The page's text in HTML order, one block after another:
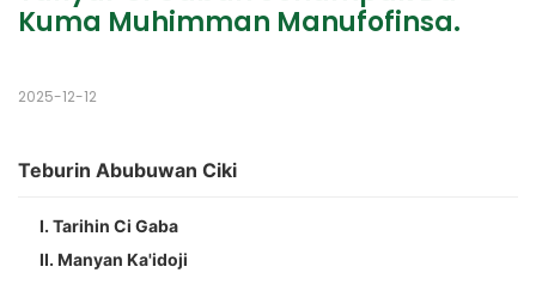
Cokali Mai Mai
Gidajen Cin Abinci Na Fatalwa
Blog
Kuma Muhimman Manufofinsa.
2025-12-12
Teburin Abubuwan Ciki
I. Tarihin Ci Gaba
II. Manyan Ka'idoji